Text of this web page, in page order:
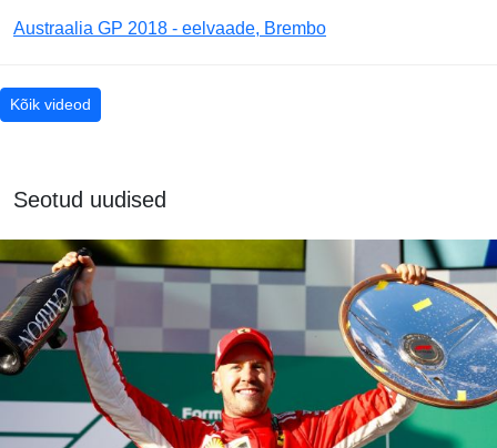
Austraalia GP 2018 - eelvaade, Brembo
Kõik videod
Seotud uudised